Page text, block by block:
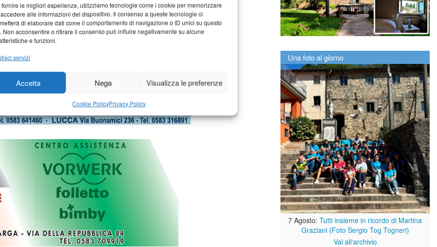
fornire le migliori esperienze, utilizziamo tecnologie come i cookie per memorizzare
alle informazioni del dispositivo. Il consenso a queste tecnologie ci
di elaborare dati come il comportamento di navigazione o ID unici su questo
Non acconsentire o ritirare il consenso può influire negativamente su alcune
e funzioni.
servizi
Accetta Nega Visualizza le preferenze
Cookie PolicyPrivacy Policy
Una foto al giorno
7 Agosto: Tutti insieme in ricordo di Martina
Graziani (Foto Sergio Tog Togneri)
Vai all'archivio